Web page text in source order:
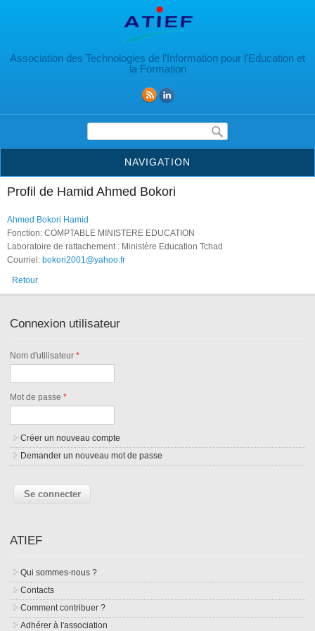
Association des Technologies de l’Information pour l’Education et
la Formation
Formulaire de recherche
NAVIGATION
Profil de Hamid Ahmed Bokori
Ahmed Bokori Hamid
Fonction: COMPTABLE MINISTERE EDUCATION
Laboratoire de rattachement : Ministère Education Tchad
Courriel: bokori2001@yahoo.fr
Retour
Connexion utilisateur
Nom d'utilisateur*
Mot de passe*
Créer un nouveau compte
Demander un nouveau mot de passe
ATIEF
Qui sommes-nous ?
Contacts
Comment contribuer ?
Adhérer à l'association